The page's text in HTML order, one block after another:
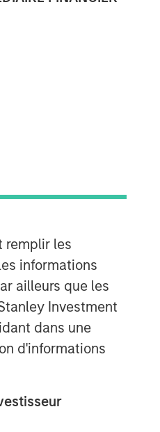
remplir les
informations
ailleurs que les
Investment
dans une
d'informations